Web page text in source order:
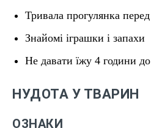
Тривала прогулянка
Знайомі іграшки і запахи
Не давати їжу 4 години до
НУДОТА У ТВАРИН
ОЗНАКИ